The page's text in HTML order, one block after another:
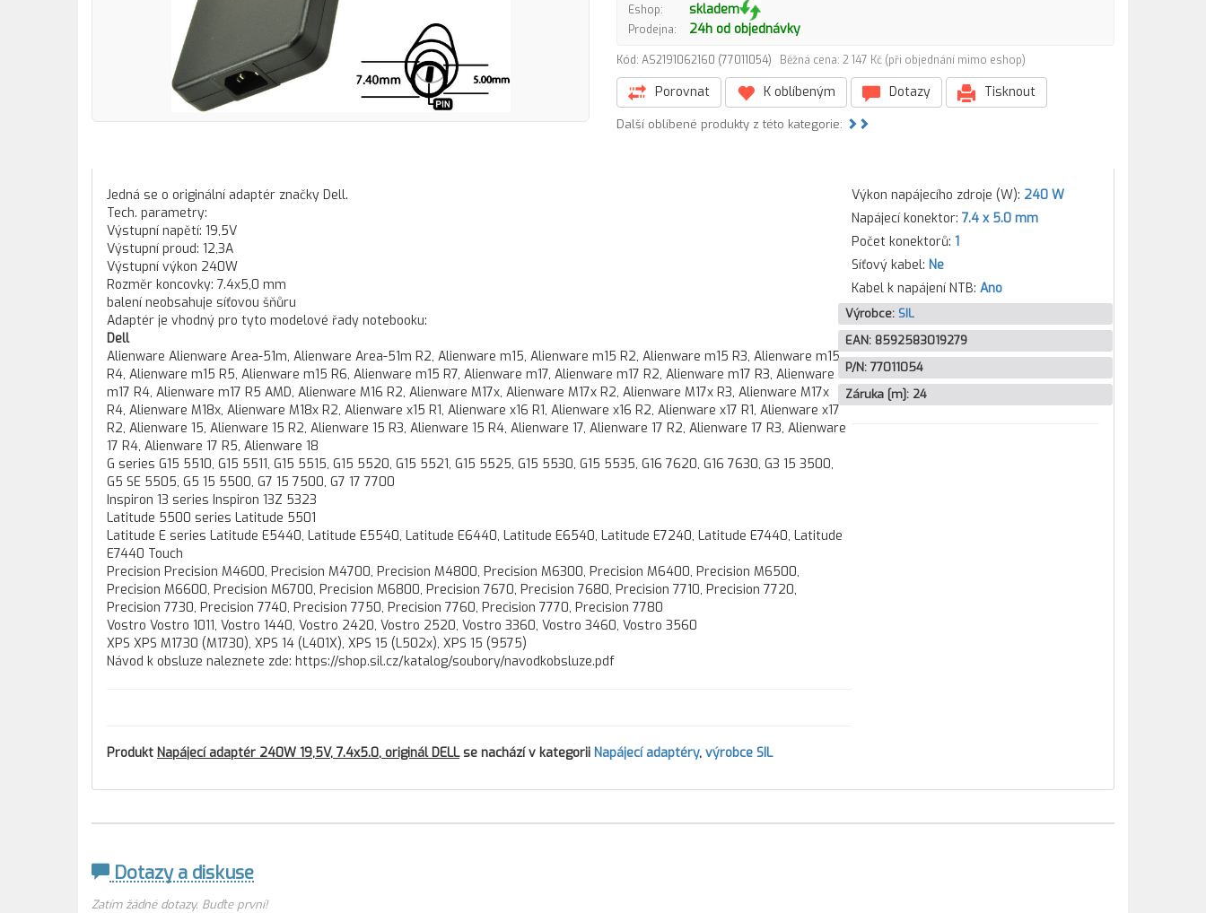
Eshop: skladem
Prodejna: 24h od objednávky
Kód: AS2191062160 (77011054) Běžná cena: 2 147 Kč (při objednání mimo eshop)
Porovnat K oblíbeným Dotazy Tisknout
Další oblíbené produkty z této kategorie:
Jedná se o originální adaptér značky Dell.
Tech. parametry:
Výstupní napětí: 19,5V
Výstupní proud: 12,3A
Výstupní výkon 240W
Rozměr koncovky: 7.4x5,0 mm
balení neobsahuje síťovou šňůru
Adaptér je vhodný pro tyto modelové řady notebooku:
Dell
Alienware Alienware Area-51m, Alienware Area-51m R2, Alienware m15, Alienware m15 R2, Alienware m15 R3, Alienware m15
R4, Alienware m15 R5, Alienware m15 R6, Alienware m15 R7, Alienware m17, Alienware m17 R2, Alienware m17 R3, Alienware
m17 R4, Alienware m17 R5 AMD, Alienware M16 R2, Alienware M17x, Alienware M17x R2, Alienware M17x R3, Alienware M17x
R4, Alienware M18x, Alienware M18x R2, Alienware x15 R1, Alienware x16 R1, Alienware x16 R2, Alienware x17 R1, Alienware x17
R2, Alienware 15, Alienware 15 R2, Alienware 15 R3, Alienware 15 R4, Alienware 17, Alienware 17 R2, Alienware 17 R3, Alienware
17 R4, Alienware 17 R5, Alienware 18
G series G15 5510, G15 5511, G15 5515, G15 5520, G15 5521, G15 5525, G15 5530, G15 5535, G16 7620, G16 7630, G3 15 3500,
G5 SE 5505, G5 15 5500, G7 15 7500, G7 17 7700
Inspiron 13 series Inspiron 13Z 5323
Latitude 5500 series Latitude 5501
Latitude E series Latitude E5440, Latitude E5540, Latitude E6440, Latitude E6540, Latitude E7240, Latitude E7440, Latitude
E7440 Touch
Precision Precision M4600, Precision M4700, Precision M4800, Precision M6300, Precision M6400, Precision M6500,
Precision M6600, Precision M6700, Precision M6800, Precision 7670, Precision 7680, Precision 7710, Precision 7720,
Precision 7730, Precision 7740, Precision 7750, Precision 7760, Precision 7770, Precision 7780
Vostro Vostro 1011, Vostro 1440, Vostro 2420, Vostro 2520, Vostro 3360, Vostro 3460, Vostro 3560
XPS XPS M1730 (M1730), XPS 14 (L401X), XPS 15 (L502x), XPS 15 (9575)
Návod k obsluze naleznete zde: https://shop.sil.cz/katalog/soubory/navodkobsluze.pdf
Produkt Napájecí adaptér 240W 19,5V, 7.4x5.0, originál DELLse nachází v kategorii Napájecí adaptéry, výrobce SIL
Výkon napájecího zdroje (W): 240 W
Napájecí konektor: 7.4 x 5.0 mm
Počet konektorů: 1
Síťový kabel: Ne
Kabel k napájení NTB: Ano
Výrobce: SIL
EAN: 8592583019279
P/N: 77011054
Záruka [m]: 24
Dotazy a diskuse
Zatím žádné dotazy. Buďte první!